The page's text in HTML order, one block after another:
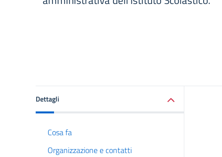
Dettagli
Cosa fa
Organizzazione e contatti